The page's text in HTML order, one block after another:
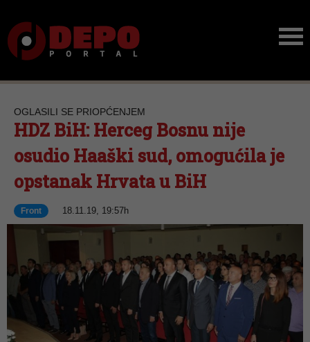
OGLASILI SE PRIOPĆENJEM
HDZ BiH: Herceg Bosnu nije
osudio Haaški sud, omogućila je
opstanak Hrvata u BiH
Front 18.11.19, 19:57h